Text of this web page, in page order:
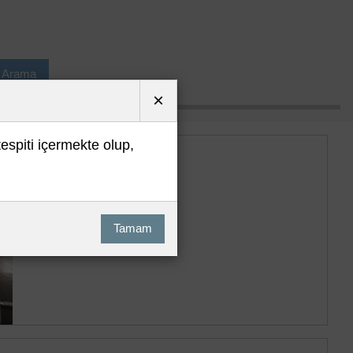
Arama
×
içermekte olup,
Tamam